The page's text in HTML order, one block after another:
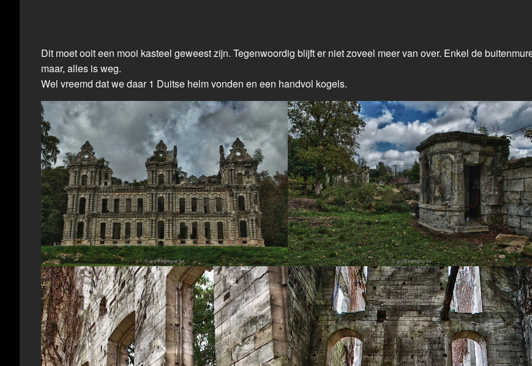
Dit moet ooit een mooi kasteel geweest zijn. Tegenwoordig blijft er niet zoveel meer van over. Enkel de
maar, alles is weg.
Wel vreemd dat we daar 1 Duitse helm vonden en een handvol kogels.